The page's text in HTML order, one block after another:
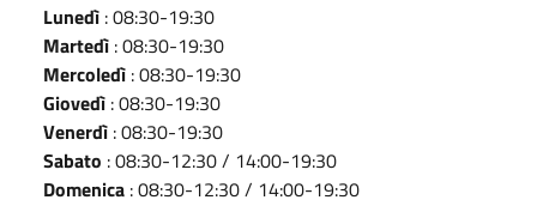
Lunedì : 08:30-19:30
Martedì : 08:30-19:30
Mercoledì : 08:30-19:30
Giovedì : 08:30-19:30
Venerdì : 08:30-19:30
Sabato : 08:30-12:30 / 14:00-19:30
Domenica : 08:30-12:30 / 14:00-19:30